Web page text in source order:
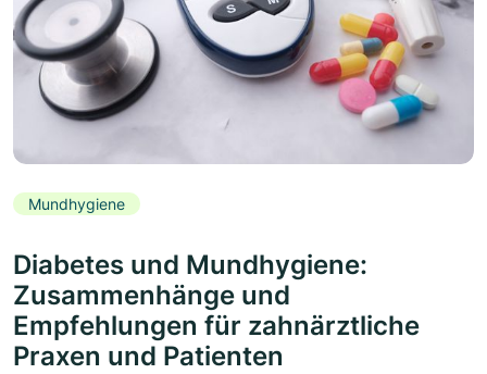
Mundhygiene
Diabetes und Mundhygiene:
Zusammenhänge und
Empfehlungen für zahnärztliche
Praxen und Patienten